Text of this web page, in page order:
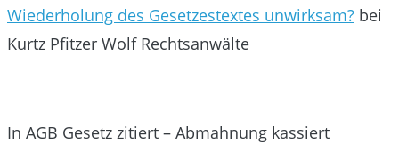
Wiederholung des Gesetzestextes unwirksam? bei
Kurtz Pfitzer Wolf Rechtsanwälte
In AGB Gesetz zitiert – Abmahnung kassiert